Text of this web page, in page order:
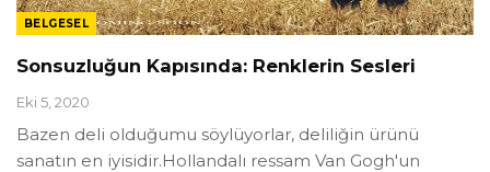
BELGESEL
Sonsuzluğun Kapısında: Renklerin Sesleri
Eki 5, 2020
Bazen deli olduğumu söylüyorlar, deliliğin ürünü
sanatın en iyisidir.Hollandalı ressam Van Gogh'un